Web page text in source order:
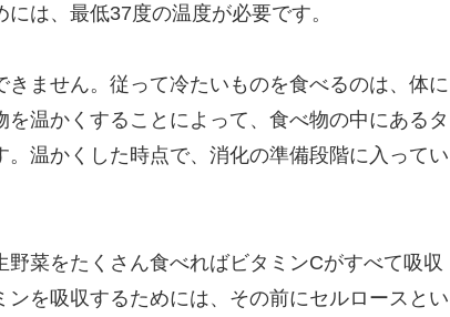
は、最低37度の温度が必要です。
ません。従って冷たいものを食べるのは、体に
温かくすることによって、食べ物の中にあるタ
温かくした時点で、消化の準備段階に入ってい
菜をたくさん食べればビタミンCがすべて吸収
を吸収するためには、その前にセルロースとい